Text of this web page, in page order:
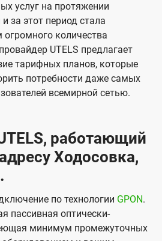
услуг на протяжении
за этот период стала
количества
UTELS предлагает
тарифных планов, которые
потребности даже самых
всемирной сетью.
работающий
Ходосовка,
по технологии GPON.
пассивная оптически-
минимум промежуточных